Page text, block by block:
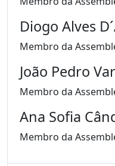
Diogo Alves
Membro da
João Pedro
Membro da
Ana Sofia
Membro da